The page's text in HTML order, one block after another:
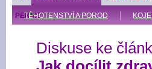
TĚHOTENSTVÍ A POROD
PENÍZE
Diskuse ke